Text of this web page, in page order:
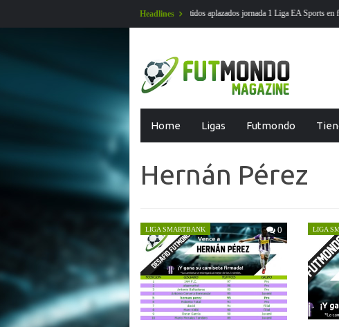
Headlines
jornada 1 Liga EA Sports en futmondo En Futmondo la temporada 26-27
Home Ligas Futmondo
Hernán Pérez
0
LIGA SMARTBANK LIGA